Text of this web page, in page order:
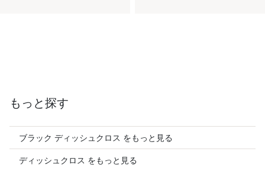
もっと探す
ブラック ディッシュクロス をもっと見る
ディッシュクロス をもっと見る